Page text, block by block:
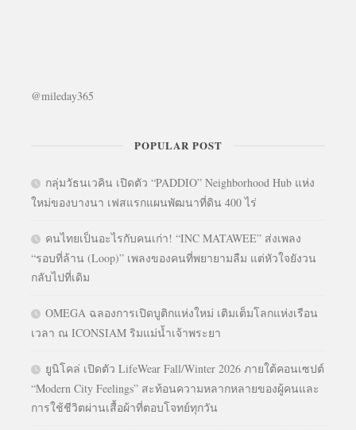
@mileday365
POPULAR POST
กลุ่มวัธนเวคิน เปิดตัว “PADDIO” Neighborhood Hub แห่ง
ใหม่ของบางนา เฟสแรกแผนพัฒนาที่ดิน 400 ไร่
คนไทยเป็นอะไรกับคนเก่า! “INC MATAWEE” ส่งเพลง
“รอบที่ล้าน (Loop)” เพลงของคนที่พยายามลืม แต่หัวใจยังวน
กลับไปที่เดิม
OMEGA ฉลองการเปิดบูติกแห่งใหม่ เติมเต็มโลกแห่งเรือน
เวลา ณ ICONSIAM ริมแม่น้ำเจ้าพระยา
ยูนิโคล่ เปิดตัว LifeWear Fall/Winter 2026 ภายใต้คอนเซปต์
“Modern City Feelings” สะท้อนความหลากหลายของผู้คนและ
การใช้ชีวิตผ่านเสื้อผ้าที่ตอบโจทย์ทุกวัน